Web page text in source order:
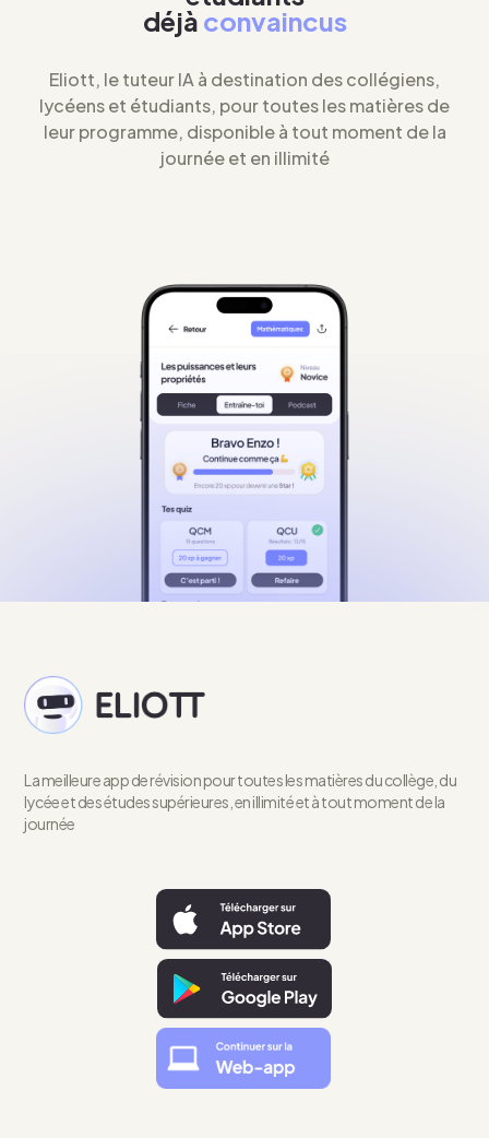
déjà convaincus
Eliott, le tuteur IA à destination des collégiens,
lycéens et étudiants, pour toutes les matières de
leur programme, disponible à tout moment de la
journée et en illimité
La meilleure app de révision pour toutes les matières du collège, du
lycée et des études supérieures, en illimité et à tout moment de la
journée